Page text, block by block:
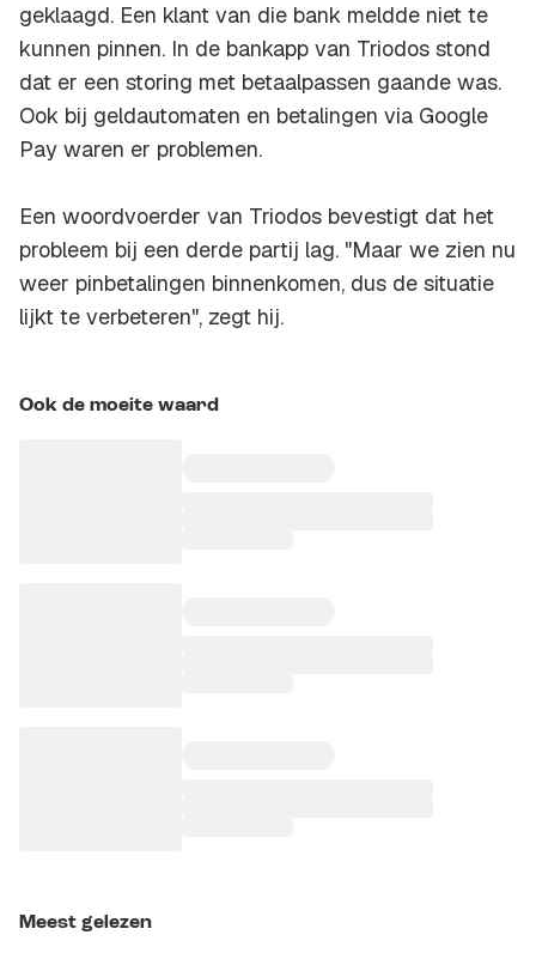
geklaagd. Een klant van die bank meldde niet te
kunnen pinnen. In de bankapp van Triodos stond
dat er een storing met betaalpassen gaande was.
Ook bij geldautomaten en betalingen via Google
Pay waren er problemen.
Een woordvoerder van Triodos bevestigt dat het
probleem bij een derde partij lag. "Maar we zien nu
weer pinbetalingen binnenkomen, dus de situatie
lijkt te verbeteren", zegt hij.
Ook de moeite waard
Meest gelezen